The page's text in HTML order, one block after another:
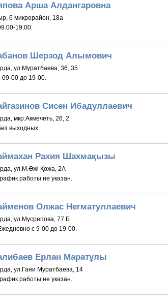
Арша Алдангаровна
6 микрорайон, 18а
19.00.
Шерзод Алымович
ул.Муратбаева, 36, 35
09-00 до 19-00.
Сисен Ибадуллаевич
мкр.Акмечеть, 26, 2
выходных.
Рахия Шахмақызы
ул.М.Әжі Қожа, 2А
работы не указан.
Олжас Негматуллаевич
ул.Мусрепова, 77 Б
с 9-00 до 19-00.
Ерлан Маратұлы
ул.Гани Муратбаева, 14
работы не указан.